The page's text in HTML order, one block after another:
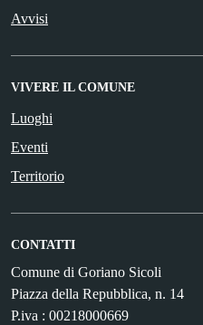
Avvisi
VIVERE IL COMUNE
Luoghi
Eventi
Territorio
CONTATTI
Comune di Goriano Sicoli
Piazza della Repubblica, n. 14
P.iva : 00218000669